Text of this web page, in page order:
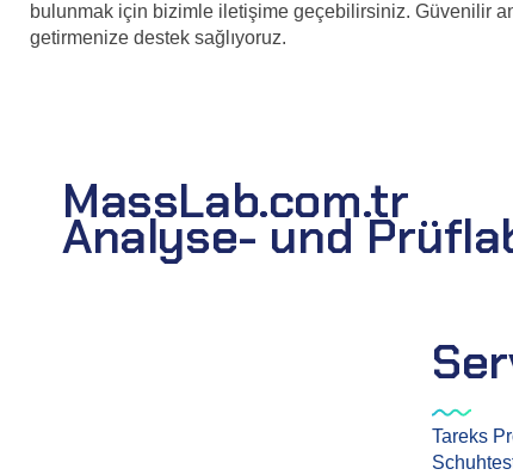
bulunmak için bizimle iletişime geçebilirsiniz. Güvenilir
getirmenize destek sağlıyoruz.
MassLab.com.tr
Analyse- und
Tareks